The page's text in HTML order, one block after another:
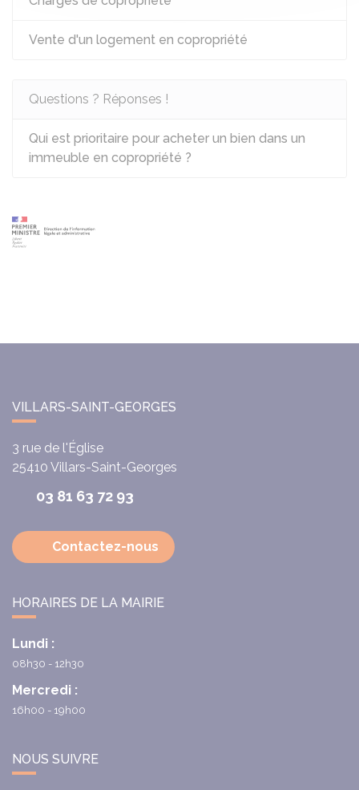
Vente d'un logement en copropriété
Questions ? Réponses !
Qui est prioritaire pour acheter un bien dans un
immeuble en copropriété ?
VILLARS-SAINT-GEORGES
3 rue de l'Église
25410 Villars-Saint-Georges
03 81 63 72 93
Contactez-nous
HORAIRES DE LA MAIRIE
Lundi :
08h30 - 12h30
Mercredi :
16h00 - 19h00
NOUS SUIVRE